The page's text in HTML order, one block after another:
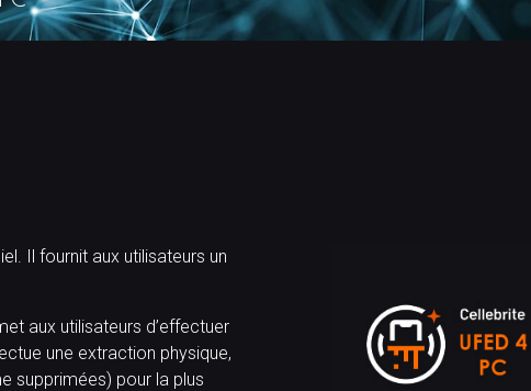
Il fournit aux utilisateurs un
aux utilisateurs d’effectuer
une extraction physique,
supprimées) pour la plus